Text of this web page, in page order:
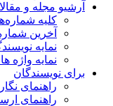
آرشیو مجله و
کلیه
آخرین شماره
نمایه
نمایه واژه
برای نویسندگان
راهنمای
راهنمای